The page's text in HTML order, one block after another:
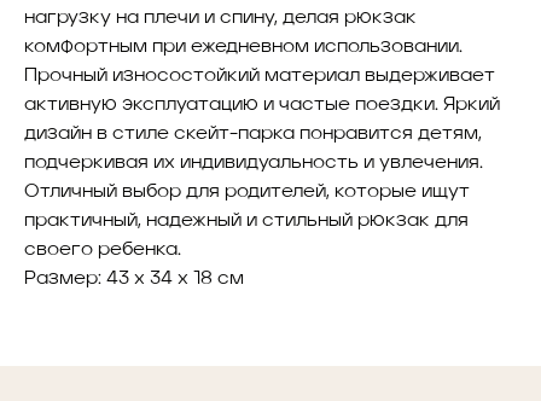
нагрузку на плечи и спину, делая рюкзак
комфортным при ежедневном использовании.
Прочный износостойкий материал выдерживает
активную эксплуатацию и частые поездки. Яркий
дизайн в стиле скейт-парка понравится детям,
подчеркивая их индивидуальность и увлечения.
Отличный выбор для родителей, которые ищут
практичный, надежный и стильный рюкзак для
своего ребенка.
Размер: 43 х 34 х 18 см